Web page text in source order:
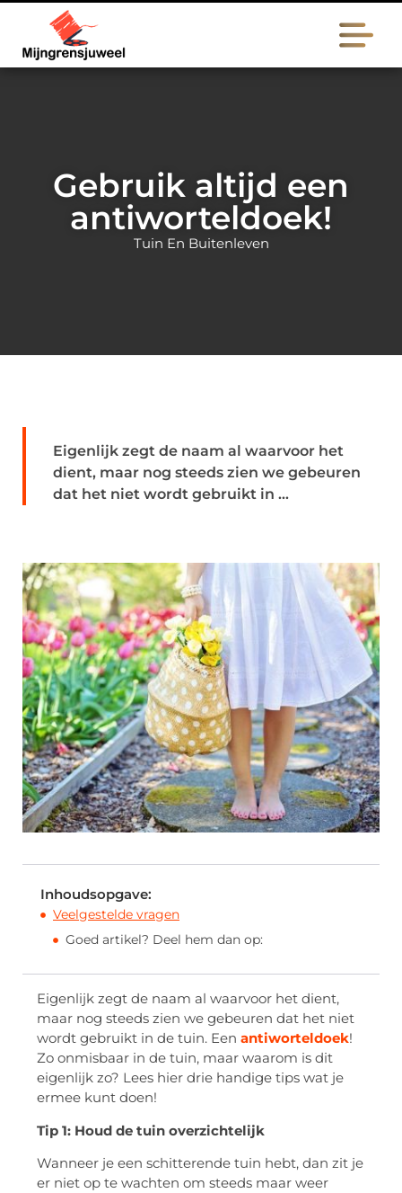
Gebruik altijd een
antiworteldoek!
Tuin En Buitenleven
Eigenlijk zegt de naam al waarvoor het
dient, maar nog steeds zien we gebeuren
dat het niet wordt gebruikt in ...
Inhoudsopgave:
Veelgestelde vragen
Goed artikel? Deel hem dan op:
Eigenlijk zegt de naam al waarvoor het dient,
maar nog steeds zien we gebeuren dat het niet
wordt gebruikt in de tuin. Een antiworteldoek!
Zo onmisbaar in de tuin, maar waarom is dit
eigenlijk zo? Lees hier drie handige tips wat je
ermee kunt doen!
Tip 1: Houd de tuin overzichtelijk
Wanneer je een schitterende tuin hebt, dan zit je
er niet op te wachten om steeds maar weer